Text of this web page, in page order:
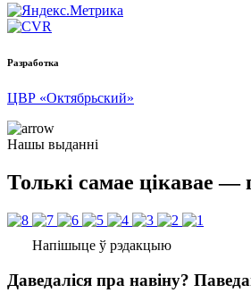
Разработка
ЦВР «Октябрьский»
Нашы выданні
Толькі самае цікавае —
Напішыце ў рэдакцыю
Даведаліся пра навіну?